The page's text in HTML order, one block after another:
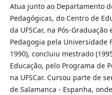
Atua junto ao Departamento
Pedagógicas, do Centro de
da UFSCar, na Pós-
Pedagogia pela Universidade
1990), concluiu mestrado
Educação, pelo Programa de
na UFSCar. Cursou parte de
de Salamanca - Espanha,